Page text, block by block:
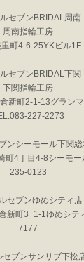
セブンBRIDAL周南
周南指輪工房
里町4-6-25YKビル
セブンBRIDAL下関
下関指輪工房
新町2-1-13グラン
227-2273
ンシーモール下関
町4丁目4-8シーモ
235-0123
セブンゆめシティ店
新町3−1-1ゆめシ
7177
セブンサンリブ下松